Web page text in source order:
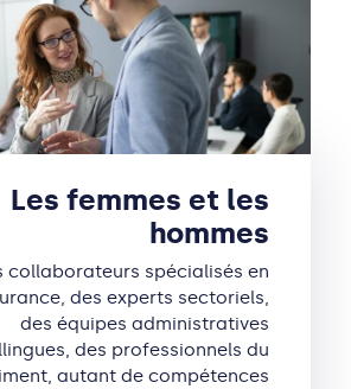
Les femmes et les
hommes
collaborateurs spécialisés en
des experts sectoriels,
des équipes administratives
des professionnels du
autant de compétences